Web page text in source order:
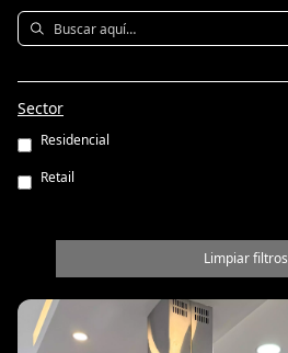
Sector
Residencial
Retail
Limpiar filtros